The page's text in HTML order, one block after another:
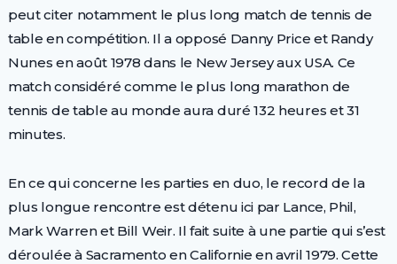
peut citer notamment le plus long match de tennis de
table en compétition. Il a opposé Danny Price et Randy
Nunes en août 1978 dans le New Jersey aux USA. Ce
match considéré comme le plus long marathon de
tennis de table au monde aura duré 132 heures et 31
minutes.
En ce qui concerne les parties en duo, le record de la
plus longue rencontre est détenu ici par Lance, Phil,
Mark Warren et Bill Weir. Il fait suite à une partie qui s’est
déroulée à Sacramento en Californie en avril 1979. Cette